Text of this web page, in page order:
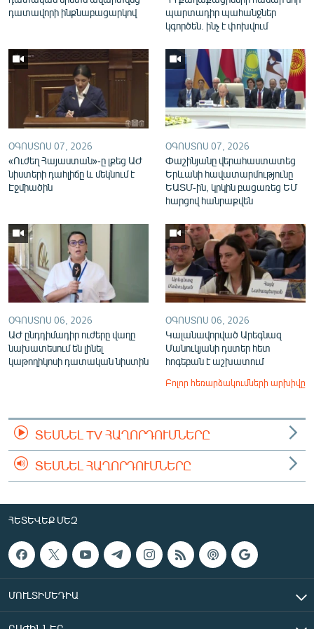
English
ՀԵՏԵՎԵՔ ՄԵԶ
«Ազատության» բոլոր կայքերը
դատավորի ինքնաբացարկով
պարտադիր պահանջներ
կգործեն. ինչ է փոխվում
ՕԳՈՍՏՈՍ 07, 2026
«Ուժեղ Հայաստան»-ը լքեց ԱԺ
նիստերի դահլիճը և մեկնում է
Էջմիածին
ՕԳՈՍՏՈՍ 07, 2026
Փաշինյանը վերահաստատեց
Երևանի հավատարմությունը
ԵԱՏՄ-ին, կրկին բացառեց ԵՄ
հարցով հանրաքվեն
ՕԳՈՍՏՈՍ 06, 2026
ԱԺ ընդդիմադիր ուժերը վաղը
նախատեսում են լինել
կաթողիկոսի դատական նիստին
ՕԳՈՍՏՈՍ 06, 2026
Կալանավորված Արեգնազ
Մանուկյանի դստեր հետ
հոգեբան է աշխատում
Բոլոր հեռարձակումների արխիվը
ՏԵՍՆԵԼ TV ՀԱՂՈՐԴՈՒՄՆԵՐԸ
ՏԵՍՆԵԼ ՀԱՂՈՐԴՈՒՄՆԵՐԸ
ՀԵՏԵՎԵՔ ՄԵԶ
ՄՈՒԼՏԻՄԵԴԻԱ